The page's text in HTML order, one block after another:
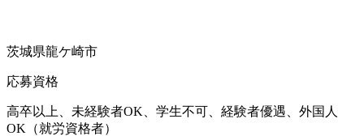
茨城県龍ケ崎市
応募資格
高卒以上、未経験者OK、学生不可、経験者優遇、外国人
OK（就労資格者）